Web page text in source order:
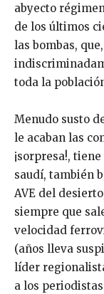
abyecto
de los últimos
las bombas,
toda la
Menudo susto
le acaban las
¡sorpresa!,
saudí, también
AVE del
siempre que
velocidad
(años lleva
líder
a los